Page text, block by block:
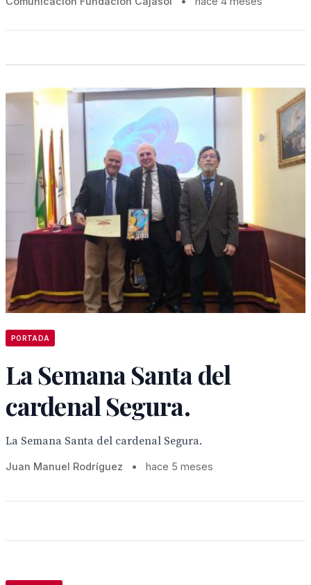
PORTADA
La Semana Santa del
cardenal Segura.
La Semana Santa del cardenal Segura.
Juan Manuel Rodríguez • hace 5 meses